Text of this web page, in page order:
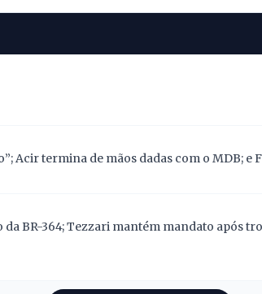
Acir termina de mãos dadas com o MDB; e
BR-364; Tezzari mantém mandato após